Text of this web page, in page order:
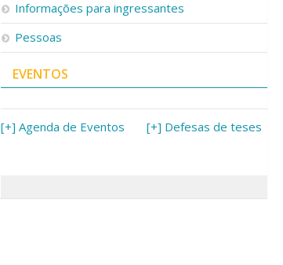
Informações para ingressantes
Pessoas
EVENTOS
[+] Agenda de Eventos [+] Defesas de teses